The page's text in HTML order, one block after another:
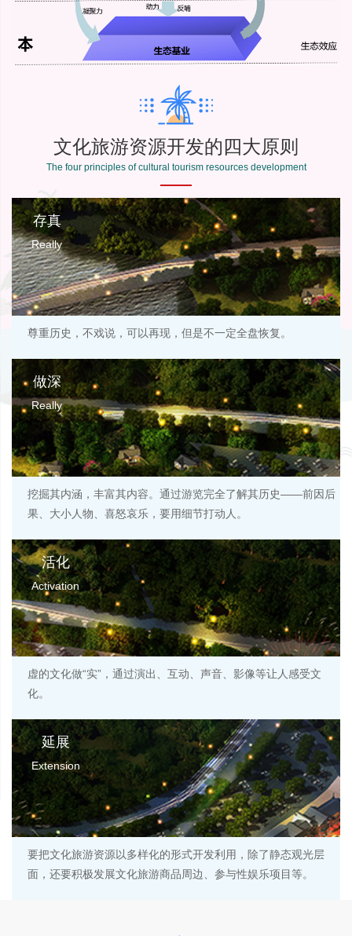
文化旅游资源开发的四大原则
The four principles of cultural tourism resources development
存真
Really
尊重历史，不戏说，可以再现，但是不一定全盘恢复。
做深
Really
挖掘其内涵，丰富其内容。通过游览完全了解其历史——前因后
果、大小人物、喜怒哀乐，要用细节打动人。
活化
Activation
虚的文化做“实”，通过演出、互动、声音、影像等让人感受文
化。
延展
Extension
要把文化旅游资源以多样化的形式开发利用，除了静态观光层
面，还要积极发展文化旅游商品周边、参与性娱乐项目等。